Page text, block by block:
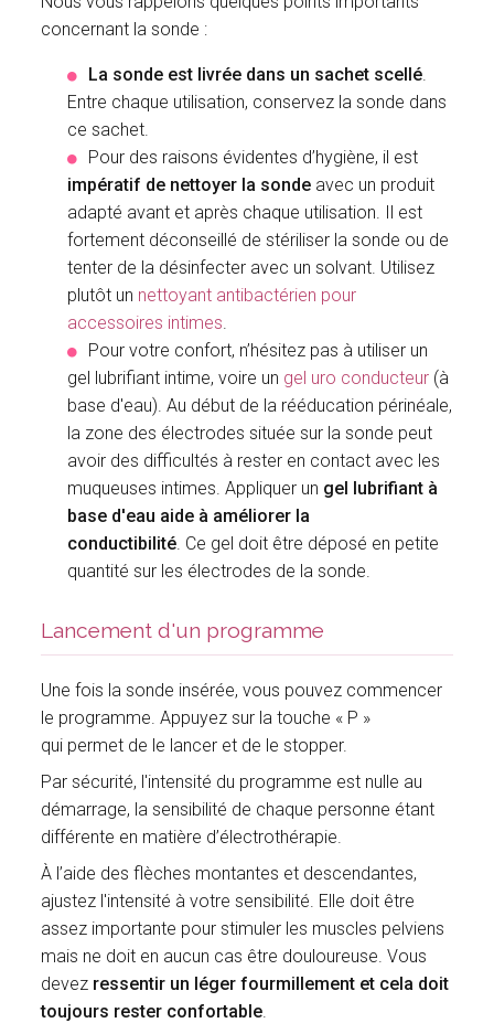
concernant la sonde :
La sonde est livrée dans un sachet scellé.
Entre chaque utilisation, conservez la sonde dans
ce sachet.
Pour des raisons évidentes d’hygiène, il est
impératif de nettoyer la sonde avec un produit
adapté avant et après chaque utilisation. Il est
fortement déconseillé de stériliser la sonde ou de
tenter de la désinfecter avec un solvant. Utilisez
plutôt un nettoyant antibactérien pour
accessoires intimes.
Pour votre confort, n’hésitez pas à utiliser un
gel lubrifiant intime, voire un gel uro conducteur (à
base d'eau). Au début de la rééducation périnéale,
la zone des électrodes située sur la sonde peut
avoir des difficultés à rester en contact avec les
muqueuses intimes. Appliquer un gel lubrifiant à
base d'eau aide à améliorer la
conductibilité. Ce gel doit être déposé en petite
quantité sur les électrodes de la sonde.
Lancement d'un programme
Une fois la sonde insérée, vous pouvez commencer
le programme. Appuyez sur la touche « P »
qui permet de le lancer et de le stopper.
Par sécurité, l'intensité du programme est nulle au
démarrage, la sensibilité de chaque personne étant
différente en matière d’électrothérapie.
À l’aide des flèches montantes et descendantes,
ajustez l'intensité à votre sensibilité. Elle doit être
assez importante pour stimuler les muscles pelviens
mais ne doit en aucun cas être douloureuse. Vous
devez ressentir un léger fourmillement et cela doit
toujours rester confortable